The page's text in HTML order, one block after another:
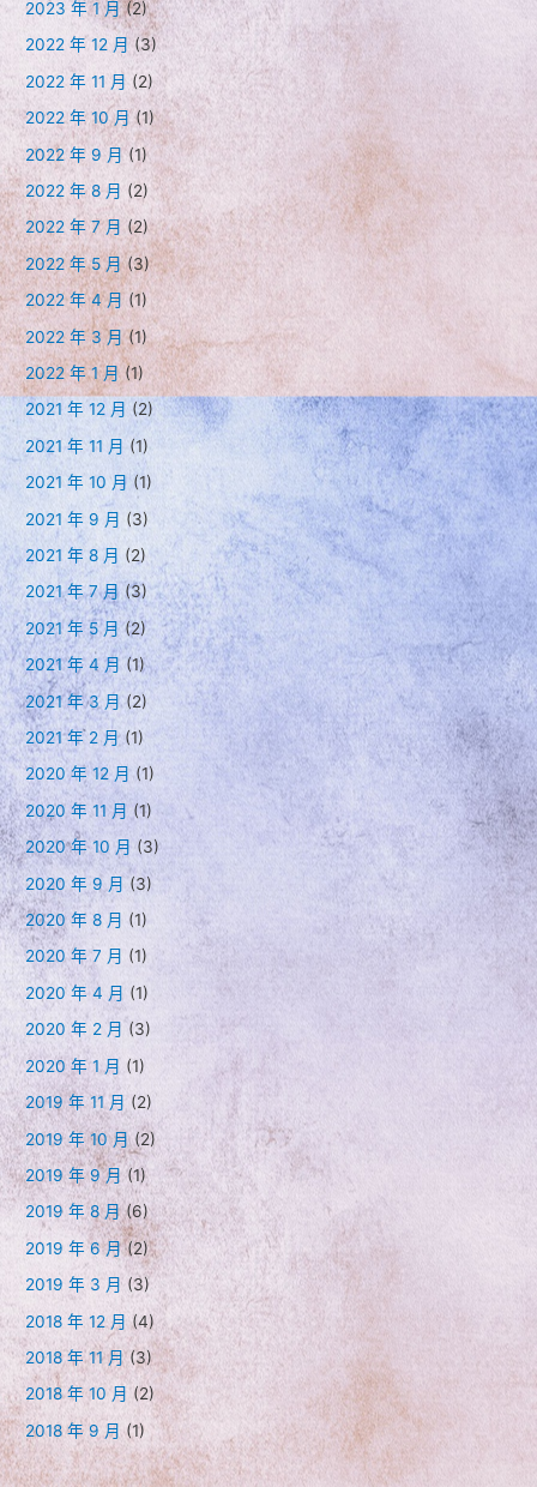
2023 年 1 月(2)
2022 年 12 月 (3)
2022 年 11 月 (2)
2022 年 10 月(1)
2022 年 9 月(1)
2022 年 8 月 (2)
2022 年 7 月 (2)
2022 年 5 月(3)
2022 年 4 月(1)
2022 年 3 月(1)
2022 年 1 月(1)
2021 年 12 月 (2)
2021 年 11 月 (1)
2021 年 10 月 (1)
2021 年 9 月 (3)
2021 年 8 月 (2)
2021 年 7 月(3)
2021 年 5 月(2)
2021 年 4 月 (1)
2021 年 3 月(2)
2021 年 2 月(1)
2020 年 12 月 (1)
2020 年 11 月 (1)
2020 年 10 月 (3)
2020 年 9 月 (3)
2020 年 8 月 (1)
2020 年 7 月 (1)
2020 年 4 月 (1)
2020 年 2 月 (3)
2020 年 1 月 (1)
2019 年 11 月 (2)
2019 年 10 月(2)
2019 年 9 月(1)
2019 年 8 月(6)
2019 年 6 月(2)
2019 年 3 月(3)
2018 年 12 月 (4)
2018 年 11 月(3)
2018 年 10 月 (2)
2018 年 9 月(1)